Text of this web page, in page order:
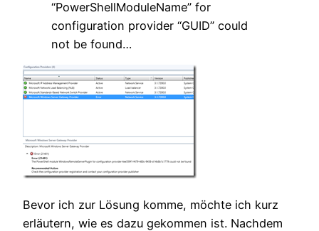
“PowerShellModuleName” for
configuration provider “GUID” could
not be found…
Bevor ich zur Lösung komme, möchte ich kurz
erläutern, wie es dazu gekommen ist. Nachdem